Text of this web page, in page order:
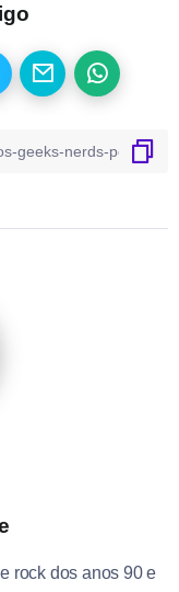
rock dos anos 90 e